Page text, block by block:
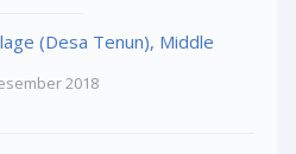
(Desa Tenun), Middle
2018